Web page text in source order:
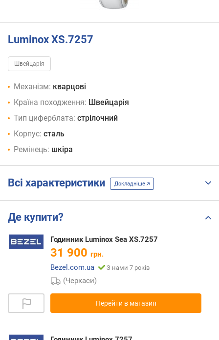
Luminox XS.7257
Швейцарія
Механізм: кварцові
Країна походження: Швейцарія
Тип циферблата: стрілочний
Корпус: сталь
Ремінець: шкіра
Всі характеристики Докладніше
Де купити?
Годинник Luminox Sea XS.7257
31 900 грн.
Bezel.com.ua
З нами 7 років
(Черкаси)
Перейти в магазин